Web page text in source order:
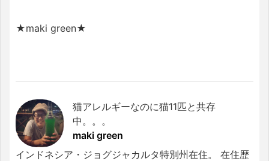
★maki green★
猫アレルギーなのに猫11匹と共存
中。。。
maki green
インドネシア・ジョグジャカルタ特別州在住。 在住歴